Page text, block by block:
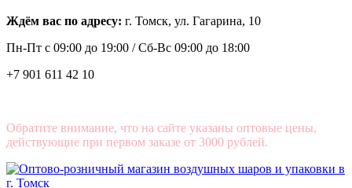
Ждём вас по адресу: г. Томск, ул. Гагарина, 10
Пн-Пт с 09:00 до 19:00 /Сб-Вс 09:00 до 18:00
+7 901 611 42 10
Обратите внимание, что на сайте указаны оптовые цены,
действующие при первом заказе от 3000 рублей.